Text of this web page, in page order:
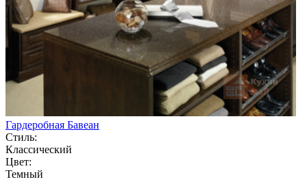
Гардеробная Бавеан
Стиль:
Классический
Цвет:
Темный